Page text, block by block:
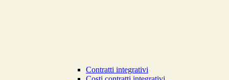
Contratti integrativi